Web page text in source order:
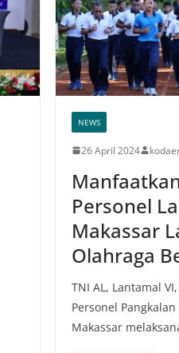
NEWS
26 April 2024
Personel
Makassar
Olahraga
TNI AL, Lantamal
Personel
Makassar